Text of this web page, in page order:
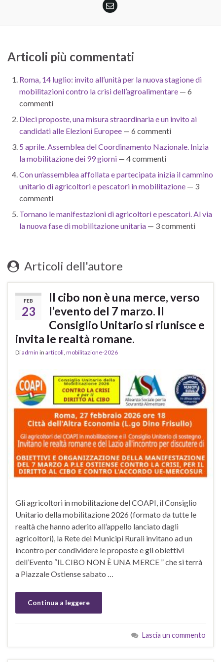
Articoli più commentati
Roma, 14 luglio: invito all’unità per la nuova stagione di
mobilitazioni contro la crisi dell’agroalimentare — 6
commenti
Dieci proposte, una misura straordinaria e un invito ai
candidati alle Elezioni Europee — 6 commenti
5 aprile. Assemblea del Coordinamento Nazionale. Inizia
la mobilitazione dei 99 giorni — 4 commenti
Con un’assemblea affollata e partecipata inizia il cammino
unitario di agricoltori e pescatori in mobilitazione — 3
commenti
Tornano le manifestazioni di agricoltori e pescatori. Al via
la nuova fase di mobilitazione unitaria — 3 commenti
Articoli dell'autore
FEB
23
Il cibo non è una merce, verso
l’evento del 7 marzo. Il
Consiglio Unitario si riunisce e
invita le realtà romane.
Diadmin in articoli, mobilitazione-2026
Gli agricoltori in mobilitazione del COAPI, il Consiglio
Unitario della mobilitazione 2026 (formato da tutte le
realtà che hanno aderito all’appello lanciato dagli
agricoltori), la Rete dei Municipi Rurali invitano ad un
incontro per condividere le proposte e gli obiettivi
dell’Evento “IL CIBO NON È UNA MERCE ” che si terrà
a Piazzale Ostiense sabato …
Continua a leggere
Lascia un commento